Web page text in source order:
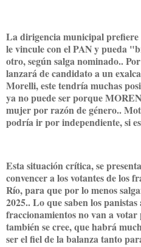
La dirigencia municipal prefiere
le vincule con el PAN y pueda
otro, según salga nominado..
lanzará de candidato a un
Morelli, este tendría muchas
ya no puede ser porque
mujer por razón de género..
podría ir por independiente, si
Esta situación crítica, se
convencer a los votantes de los
Río, para que por lo menos
2025.. Lo que saben los
fraccionamientos no van a
también se cree, que habrá
ser el fiel de la balanza tanto